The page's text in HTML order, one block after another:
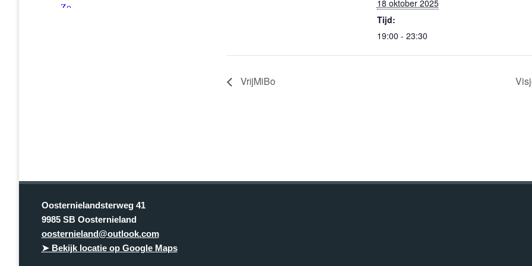
18 oktober 2025
Tijd:
19:00 - 23:30
VrijMiBo
Oosternielandsterweg 41
9985 SB Oosternieland
oosternieland@outlook.com
➤ Bekijk locatie op Google Maps